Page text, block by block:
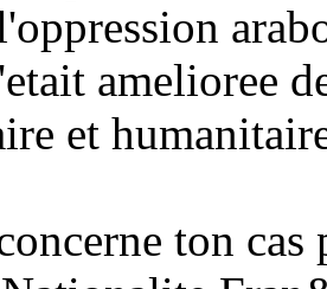
amelioree
et
ton cas